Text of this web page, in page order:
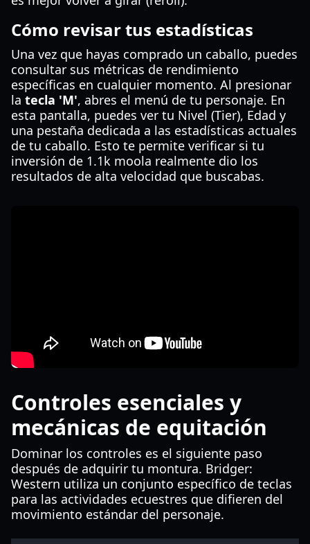
Cómo revisar tus estadísticas
Una vez que hayas comprado un caballo, puedes
consultar sus métricas de rendimiento
específicas en cualquier momento. Al presionar
la tecla 'M', abres el menú de tu personaje. En
esta pantalla, puedes ver tu Nivel (Tier), Edad y
una pestaña dedicada a las estadísticas actuales
de tu caballo. Esto te permite verificar si tu
inversión de 1.1k moola realmente dio los
resultados de alta velocidad que buscabas.
Controles esenciales y
mecánicas de equitación
Dominar los controles es el siguiente paso
después de adquirir tu montura. Bridger:
Western utiliza un conjunto específico de teclas
para las actividades ecuestres que difieren del
movimiento estándar del personaje.